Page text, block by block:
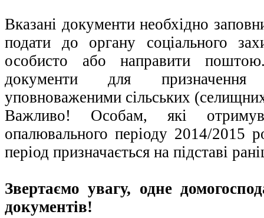
Вказані документи необхідно
подати до органу соціального
особисто або направити
документи для призначення
уповноваженими сільських
Важливо! Особам, які
опалювального періоду 2014/2015
період призначається на підставі
Звертаємо увагу, одне
документів!